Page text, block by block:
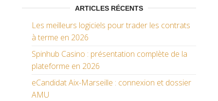
ARTICLES RÉCENTS
Les meilleurs logiciels pour trader les contrats
à terme en 2026
Spinhub Casino : présentation complète de la
plateforme en 2026
eCandidat Aix-Marseille : connexion et dossier
AMU